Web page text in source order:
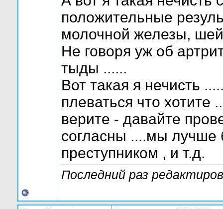
положительные
молочной железы,
Не говоря уж об
тыды ......
Вот такая я нечисть
плеваться что хотите
верите - давайте
согласны ....мы лучше
преступником , и т.д.
Последний раз